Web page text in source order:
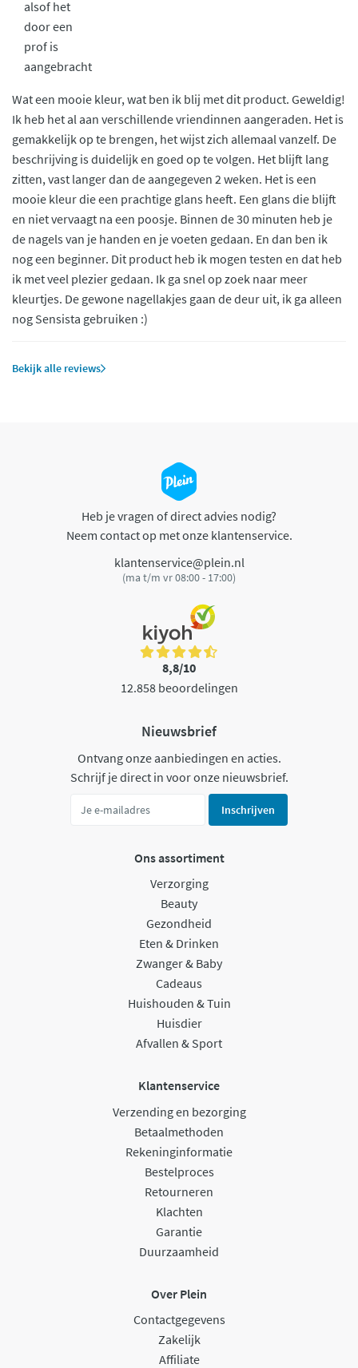
alsof het
door een
prof is
aangebracht
Wat een mooie kleur, wat ben ik blij met dit product. Geweldig!
Ik heb het al aan verschillende vriendinnen aangeraden. Het is
gemakkelijk op te brengen, het wijst zich allemaal vanzelf. De
beschrijving is duidelijk en goed op te volgen. Het blijft lang
zitten, vast langer dan de aangegeven 2 weken. Het is een
mooie kleur die een prachtige glans heeft. Een glans die blijft
en niet vervaagt na een poosje. Binnen de 30 minuten heb je
de nagels van je handen en je voeten gedaan. En dan ben ik
nog een beginner. Dit product heb ik mogen testen en dat heb
ik met veel plezier gedaan. Ik ga snel op zoek naar meer
kleurtjes. De gewone nagellakjes gaan de deur uit, ik ga alleen
nog Sensista gebruiken :)
Bekijk alle reviews
Heb je vragen of direct advies nodig?
Neem contact op met onze klantenservice.
klantenservice@plein.nl
(ma t/m vr 08:00 - 17:00)
8,8/10
12.858 beoordelingen
Nieuwsbrief
Ontvang onze aanbiedingen en acties.
Schrijf je direct in voor onze nieuwsbrief.
Inschrijven
Ons assortiment
Verzorging
Beauty
Gezondheid
Eten & Drinken
Zwanger & Baby
Cadeaus
Huishouden & Tuin
Huisdier
Afvallen & Sport
Klantenservice
Verzending en bezorging
Betaalmethoden
Rekeninginformatie
Bestelproces
Retourneren
Klachten
Garantie
Duurzaamheid
Over Plein
Contactgegevens
Zakelijk
Affiliate